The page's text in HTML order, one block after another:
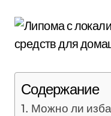
Содержание
Можно ли